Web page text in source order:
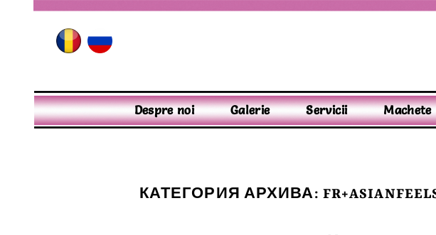
Despre noi Galerie Servicii Machete
КАТЕГОРИЯ АРХИВА: